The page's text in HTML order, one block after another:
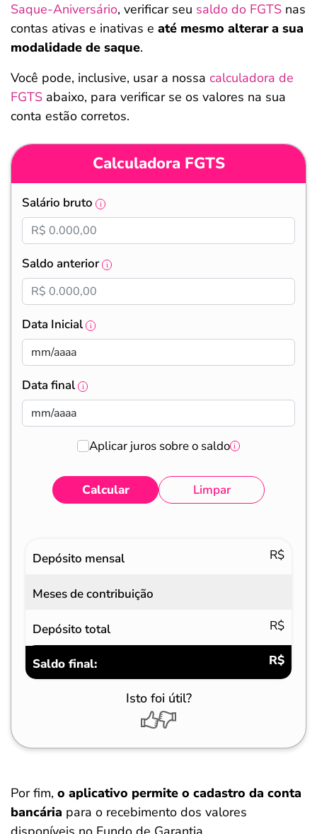
Saque-Aniversário, verificar seu saldo do FGTS nas
contas ativas e inativas e até mesmo alterar a sua
modalidade de saque.
Você pode, inclusive, usar a nossa calculadora de
FGTS abaixo, para verificar se os valores na sua
conta estão corretos.
Calculadora FGTS
Salário bruto
Saldo anterior
Data Inicial
Data final
Aplicar juros sobre o saldo
Calcular Limpar
Depósito mensal
R$
Meses de contribuição
Depósito total R$
Saldo final: R$
Isto foi útil?
Por fim, o aplicativo permite o cadastro da conta
bancária para o recebimento dos valores